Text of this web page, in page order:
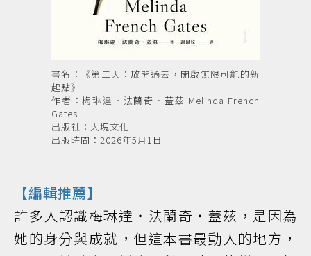
書名：《第二天：放開過去，開啟無限可能的新
起點》
作者：梅琳達．法蘭奇．蓋茲 Melinda French
Gates
出版社：大塊文化
出版時間：2026年5月1日
【編輯推薦】
許多人認識梅琳達・法蘭奇・蓋茲，是因為
她的身分與成就，但這本書最動人的地方，